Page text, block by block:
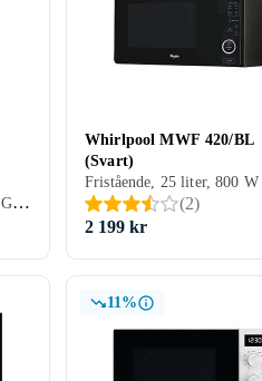
Fristående, 23 liter, 800 W, Grillfunktion
Whirlpool MWF 420/BL
(Svart)
Fristående, 25 liter, 800 W
(2)
2 199 kr
11%